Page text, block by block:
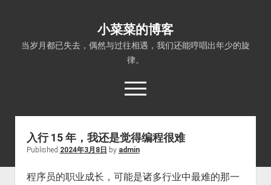
小菜菜的博客
当岁月都已失去，偶然与过往相遇，我们还能哼唱出年少的旋
律。
open
menu
入行 15 年，我还是觉得编程很难
Published 2024年3月8日 by admin
程序员的职业成长，可能是诸多行业中最难的那一